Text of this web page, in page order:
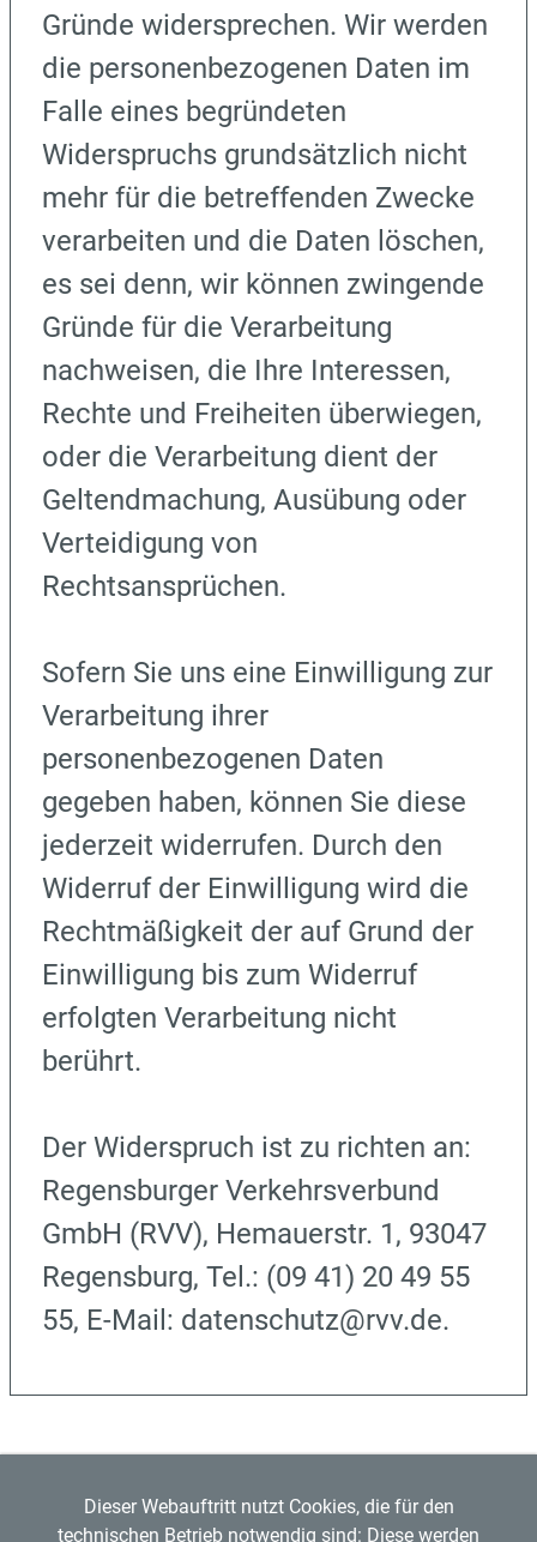
Gründe widersprechen. Wir werden
die personenbezogenen Daten im
Falle eines begründeten
Widerspruchs grundsätzlich nicht
mehr für die betreffenden Zwecke
verarbeiten und die Daten löschen,
es sei denn, wir können zwingende
Gründe für die Verarbeitung
nachweisen, die Ihre Interessen,
Rechte und Freiheiten überwiegen,
oder die Verarbeitung dient der
Geltendmachung, Ausübung oder
Verteidigung von
Rechtsansprüchen.
Sofern Sie uns eine Einwilligung zur
Verarbeitung ihrer
personenbezogenen Daten
gegeben haben, können Sie diese
jederzeit widerrufen. Durch den
Widerruf der Einwilligung wird die
Rechtmäßigkeit der auf Grund der
Einwilligung bis zum Widerruf
erfolgten Verarbeitung nicht
berührt.
Der Widerspruch ist zu richten an:
Regensburger Verkehrsverbund
GmbH (RVV), Hemauerstr. 1, 93047
Regensburg, Tel.: (09 41) 20 49 55
55, E-Mail: datenschutz@rvv.de.
Dieser Webauftritt nutzt Cookies, die für den
technischen Betrieb notwendig sind: Diese werden